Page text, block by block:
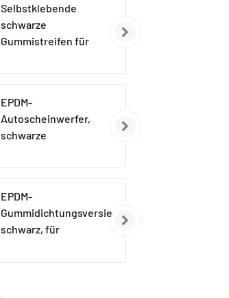
Selbstklebende
schwarze
Gummistreifen für
EPDM-
Autoscheinwerfer,
schwarze
EPDM-
Gummidichtungsversiegelung,
schwarz, für